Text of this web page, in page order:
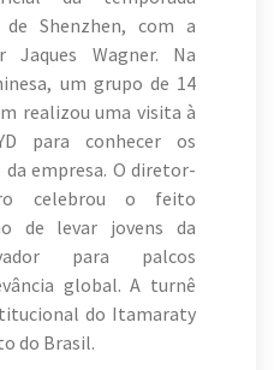
Shenzhen, com a
Jaques Wagner. Na
um grupo de 14
realizou uma visita à
para conhecer os
da empresa. O diretor-
celebrou o feito
de levar jovens da
para palcos
global. A turnê
do Itamaraty
do Brasil.